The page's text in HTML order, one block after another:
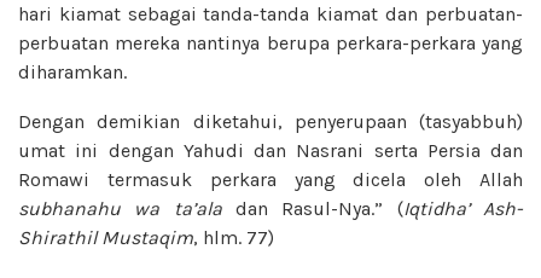
hari kiamat sebagai tanda-tanda kiamat dan perbuatan-
perbuatan mereka nantinya berupa perkara-perkara yang
diharamkan.
Dengan demikian diketahui, penyerupaan (tasyabbuh)
umat ini dengan Yahudi dan Nasrani serta Persia dan
Romawi termasuk perkara yang dicela oleh Allah
subhanahu wa ta’aladan Rasul-Nya.” (Iqtidha’ Ash-
Shirathil Mustaqim, hlm. 77)